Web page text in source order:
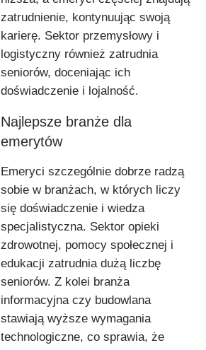
zatrudnienie, kontynuując swoją
karierę. Sektor przemysłowy i
logistyczny również zatrudnia
seniorów, doceniając ich
doświadczenie i lojalność.
Najlepsze branże dla
emerytów
Emeryci szczególnie dobrze radzą
sobie w branżach, w których liczy
się doświadczenie i wiedza
specjalistyczna. Sektor opieki
zdrowotnej, pomocy społecznej i
edukacji zatrudnia dużą liczbę
seniorów. Z kolei branża
informacyjna czy budowlana
stawiają wyższe wymagania
technologiczne, co sprawia, że